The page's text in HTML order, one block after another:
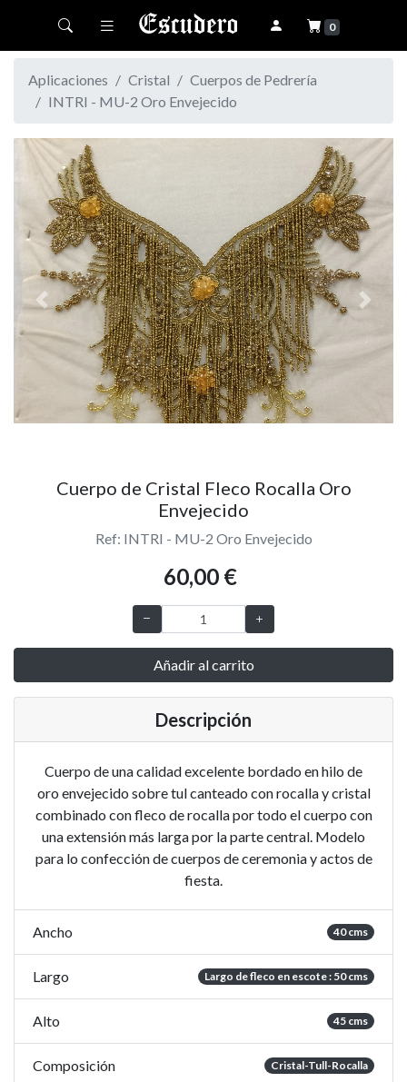
Toggle navigation 0
Aplicaciones Cristal
Cuerpos de Pedrería
INTRI - MU-2 Oro Envejecido
Previous Next
Cuerpo de Cristal Fleco Rocalla Oro
Envejecido
Ref: INTRI - MU-2 Oro Envejecido
60,00 €
Añadir al carrito
Descripción
Cuerpo de una calidad excelente bordado en hilo de
oro envejecido sobre tul canteado con rocalla y cristal
combinado con fleco de rocalla por todo el cuerpo con
una extensión más larga por la parte central. Modelo
para lo confección de cuerpos de ceremonia y actos de
fiesta.
Ancho 40 cms
Largo Largo de fleco en escote : 50 cms
Alto 45 cms
Composición Cristal-Tull-Rocalla